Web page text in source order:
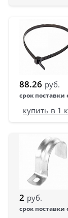
88.26 руб.
срок поставки
купить в 1
2 руб.
срок поставки